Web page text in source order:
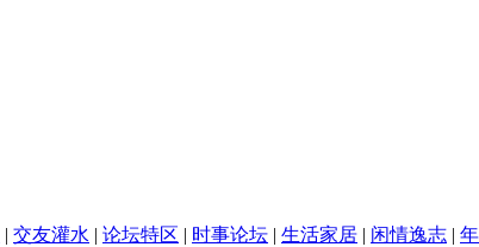
| 交友灌水 | 论坛特区 | 时事论坛 | 生活家居 | 闲情逸志 |